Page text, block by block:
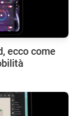
ecco come